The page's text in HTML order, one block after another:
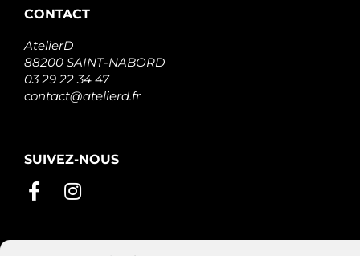
CONTACT
AtelierD
88200 SAINT-NABORD
03 29 22 34 47
contact@atelierd.fr
SUIVEZ-NOUS